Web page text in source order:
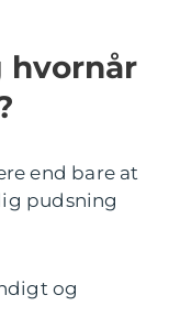
hvornår
end bare at
pudsning
og